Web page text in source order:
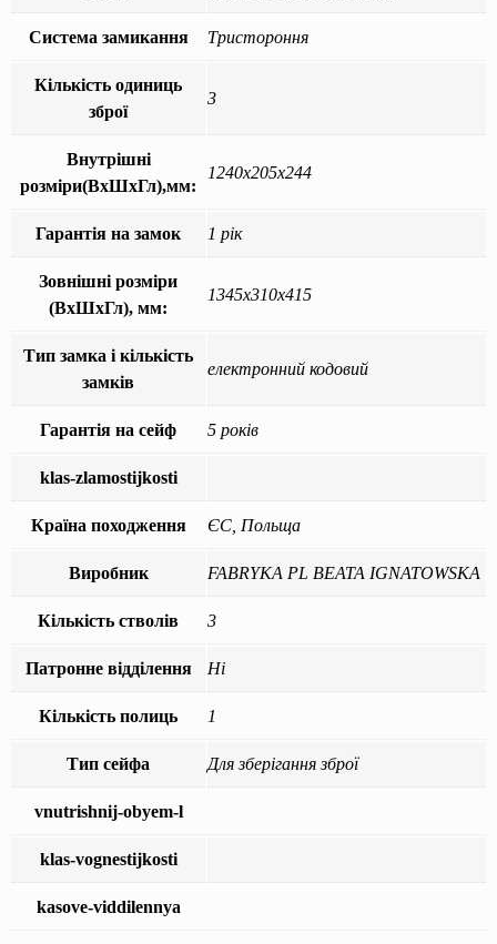
Система замикання Тристороння
Кількість одиниць
зброї
3
Внутрішні
розміри(ВхШхГл),мм:
1240x205x244
Гарантія на замок 1 рік
Зовнішні розміри
(ВхШхГл), мм:
1345x310x415
Тип замка і кількість
замків
електронний кодовий
Гарантія на сейф 5 років
klas-zlamostijkosti
Країна походження ЄС, Польща
Виробник FABRYKA PL BEATA IGNATOWSKA
Кількість стволів 3
Патронне відділення Ні
Кількість полиць 1
Тип сейфа Для зберігання зброї
vnutrishnij-obyem-l
klas-vognestijkosti
kasove-viddilennya